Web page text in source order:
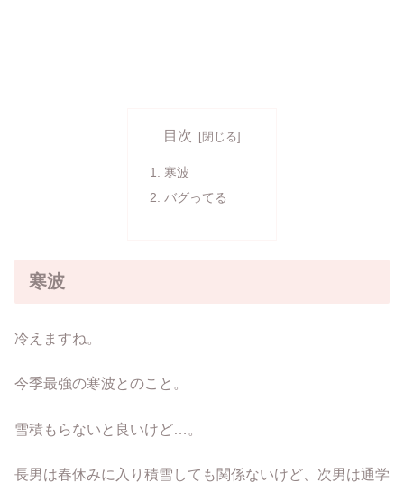
目次
寒波
バグってる
寒波
冷えますね。
今季最強の寒波とのこと。
雪積もらないと良いけど…。
長男は春休みに入り積雪しても関係ないけど、次男は通学